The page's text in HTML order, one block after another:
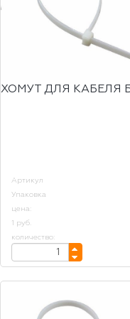
ХОМУТ ДЛЯ КАБЕЛЯ
Артикул
Упаковка
цена:
1 руб.
количество: